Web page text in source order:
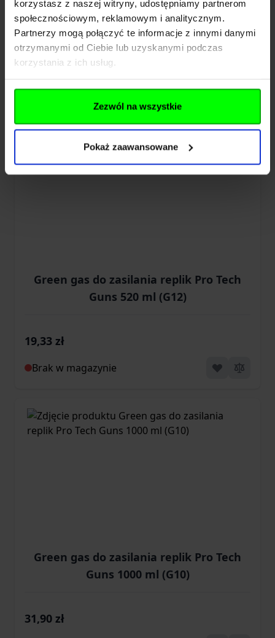
korzystasz z naszej witryny, udostępniamy partnerom
społecznościowym, reklamowym i analitycznym.
Partnerzy mogą połączyć te informacje z innymi danymi
otrzymanymi od Ciebie lub uzyskanymi podczas
korzystania z ich usług.
Zezwól na wszystkie
Pokaż zaawansowane
100 ml (G18)
13,90 zł
Brak w magazynie
Green gas do zasilania replik Pro Tech
Guns 520 ml (G12)
19,33 zł
Brak w magazynie
Green gas do zasilania replik Pro Tech
Guns 1000 ml (G10)
31,90 zł